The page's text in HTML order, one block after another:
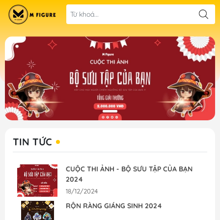
TIN TỨC
CUỘC THI ẢNH - BỘ SƯU TẬP CỦA BẠN
2024
18/12/2024
RỘN RÀNG GIÁNG SINH 2024